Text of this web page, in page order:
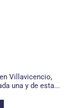
Villavicencio,
una y de esta...